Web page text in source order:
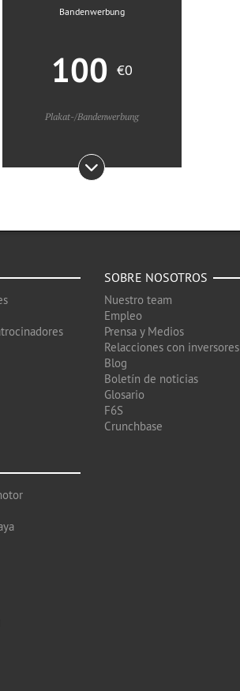
Bandenwerbung
100 €0
Plakat-/Bandenwerbung
SOBRE NOSOTROS
Nuestro team
Empleo
Prensa y Medios
Relacciones con inversores
Blog
Boletín de noticias
Glosario
F6S
Crunchbase